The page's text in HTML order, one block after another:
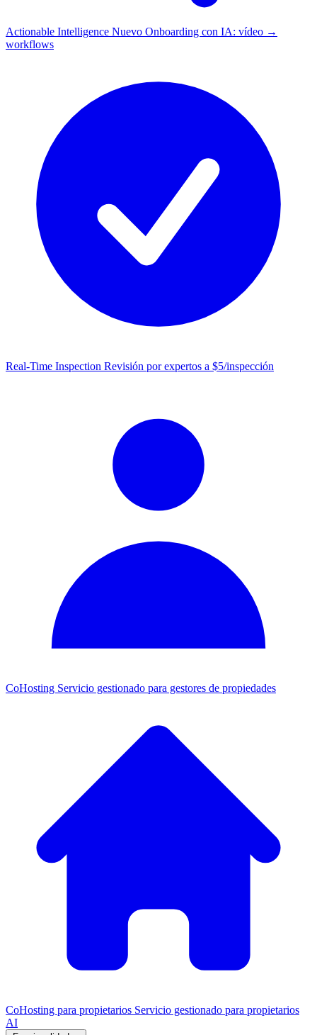
Actionable Intelligence Nuevo Onboarding con IA: vídeo →
workflows
Real-Time Inspection Revisión por expertos a $5/inspección
CoHosting Servicio gestionado para gestores de propiedades
CoHosting para propietarios Servicio gestionado para propietarios
AI